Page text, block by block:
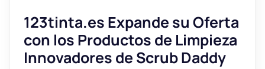
123tinta.es Expande su Oferta
con los Productos de Limpieza
Innovadores de Scrub Daddy